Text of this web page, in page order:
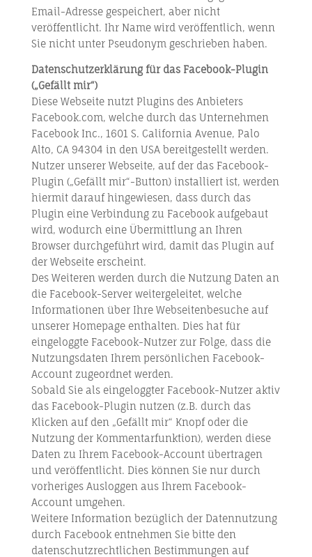
Email-Adresse gespeichert, aber nicht
veröffentlicht. Ihr Name wird veröffentlich, wenn
Sie nicht unter Pseudonym geschrieben haben.
Datenschutzerklärung für das Facebook-Plugin
(„Gefällt mir“)
Diese Webseite nutzt Plugins des Anbieters
Facebook.com, welche durch das Unternehmen
Facebook Inc., 1601 S. California Avenue, Palo
Alto, CA 94304 in den USA bereitgestellt werden.
Nutzer unserer Webseite, auf der das Facebook-
Plugin („Gefällt mir“-Button) installiert ist, werden
hiermit darauf hingewiesen, dass durch das
Plugin eine Verbindung zu Facebook aufgebaut
wird, wodurch eine Übermittlung an Ihren
Browser durchgeführt wird, damit das Plugin auf
der Webseite erscheint.
Des Weiteren werden durch die Nutzung Daten an
die Facebook-Server weitergeleitet, welche
Informationen über Ihre Webseitenbesuche auf
unserer Homepage enthalten. Dies hat für
eingeloggte Facebook-Nutzer zur Folge, dass die
Nutzungsdaten Ihrem persönlichen Facebook-
Account zugeordnet werden.
Sobald Sie als eingeloggter Facebook-Nutzer aktiv
das Facebook-Plugin nutzen (z.B. durch das
Klicken auf den „Gefällt mir“ Knopf oder die
Nutzung der Kommentarfunktion), werden diese
Daten zu Ihrem Facebook-Account übertragen
und veröffentlicht. Dies können Sie nur durch
vorheriges Ausloggen aus Ihrem Facebook-
Account umgehen.
Weitere Information bezüglich der Datennutzung
durch Facebook entnehmen Sie bitte den
datenschutzrechtlichen Bestimmungen auf